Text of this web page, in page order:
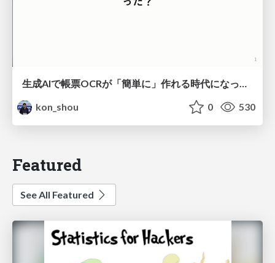
生成AIで帳票OCRが「簡単に」作れる時代になった？
kon_shou
0 530
Featured
See All Featured